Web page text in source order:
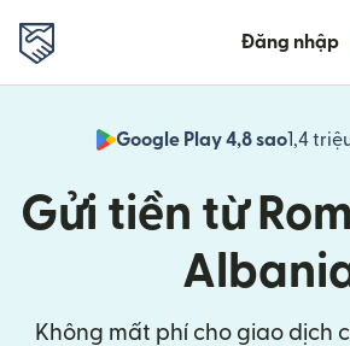
Đăng nhập
Google Play 4,8 sao1,4
Gửi tiền từ
Không mất phí cho giao dịch